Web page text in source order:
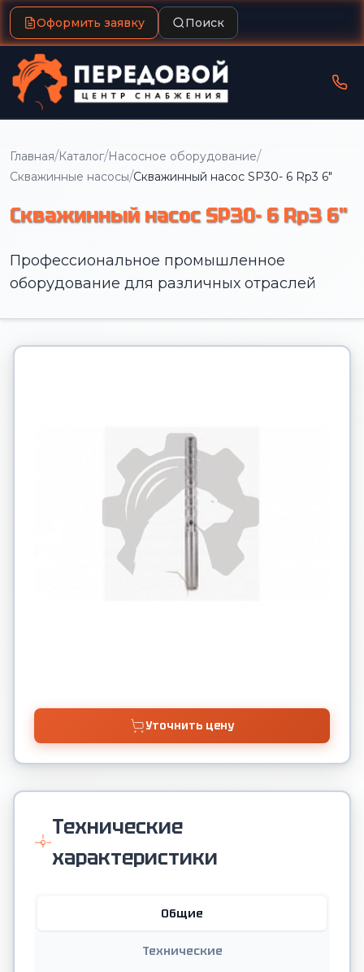
Оформить заявку Поиск
Главная/Каталог/Насосное оборудование/
Скважинные насосы/Скважинный насос SP30- 6 Rp3 6"
Скважинный насос SP30- 6 Rp3 6"
Профессиональное промышленное
оборудование для различных отраслей
Уточнить цену
Технические
характеристики
Общие
Технические